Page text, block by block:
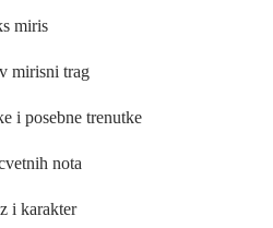
miris
mirisni trag
i posebne trenutke
nota
i karakter